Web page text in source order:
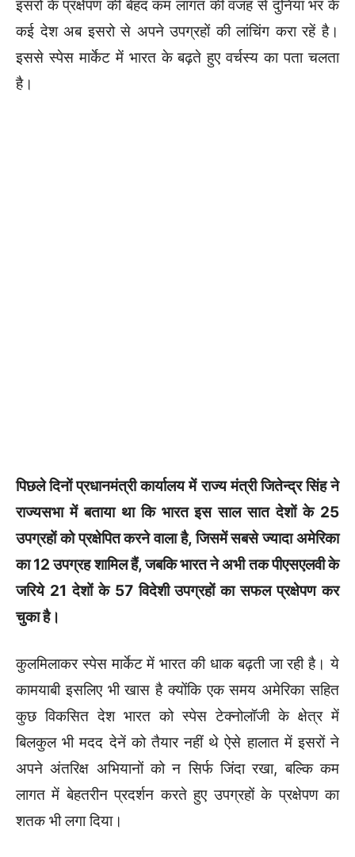
इसरों के प्रक्षेपण की बेहद कम लागत की वजह से दुनियां भर के
कई देश अब इसरो से अपने उपग्रहों की लांचिंग करा रहें है।
इससे स्पेस मार्केट में भारत के बढ़ते हुए वर्चस्य का पता चलता
है।
पिछले दिनों प्रधानमंत्री कार्यालय में राज्य मंत्री जितेन्द्र सिंह ने
राज्यसभा में बताया था कि भारत इस साल सात देशों के 25
उपग्रहों को प्रक्षेपित करने वाला है, जिसमें सबसे ज्यादा अमेरिका
का 12 उपग्रह शामिल हैं, जबकि भारत ने अभी तक पीएसएलवी के
जरिये 21 देशों के 57 विदेशी उपग्रहों का सफल प्रक्षेपण कर
चुका है।
कुलमिलाकर स्पेस मार्केट में भारत की धाक बढ़ती जा रही है। ये
कामयाबी इसलिए भी खास है क्योंकि एक समय अमेरिका सहित
कुछ विकसित देश भारत को स्पेस टेक्नोलॉजी के क्षेत्र में
बिलकुल भी मदद देनें को तैयार नहीं थे ऐसे हालात में इसरों ने
अपने अंतरिक्ष अभियानों को न सिर्फ जिंदा रखा, बल्कि कम
लागत में बेहतरीन प्रदर्शन करते हुए उपग्रहों के प्रक्षेपण का
शतक भी लगा दिया।